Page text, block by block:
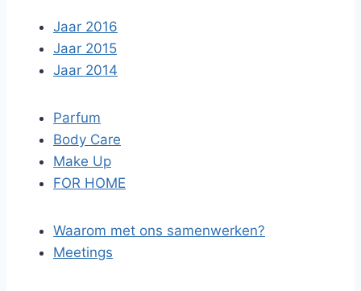
Jaar 2016
Jaar 2015
Jaar 2014
Parfum
Body Care
Make Up
FOR HOME
Waarom met ons samenwerken?
Meetings